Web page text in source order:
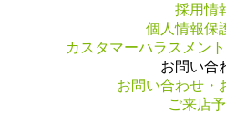
採用情
個人情報保
カスタマーハラスメン
お問い合
お問い合わせ・
ご来店